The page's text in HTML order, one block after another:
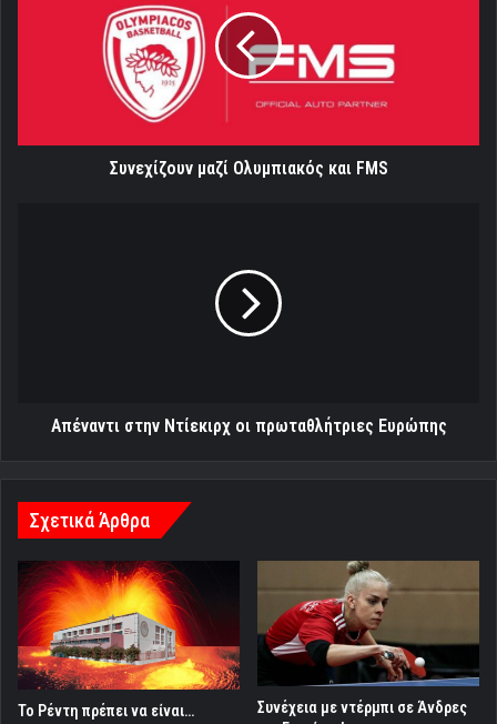
Συνεχίζουν μαζί Ολυμπιακός και FMS
Απέναντι στην Ντίεκιρχ οι πρωταθλήτριες Ευρώπης
Σχετικά Άρθρα
Το Ρέντη πρέπει να είναι…
Συνέχεια με ντέρμπι σε Άνδρες